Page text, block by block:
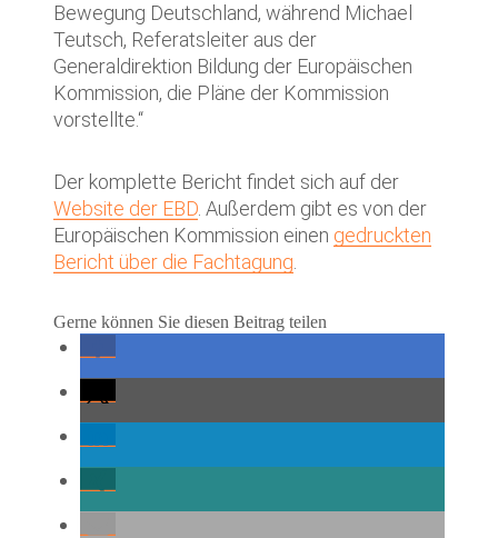
Bewegung Deutschland, während Michael
Teutsch, Referatsleiter aus der
Generaldirektion Bildung der Europäischen
Kommission, die Pläne der Kommission
vorstellte.“
Der komplette Bericht findet sich auf der
Website der EBD . Außerdem gibt es von der
Europäischen Kommission einen gedruckten
Bericht über die Fachtagung
Gerne können Sie diesen Beitrag teilen